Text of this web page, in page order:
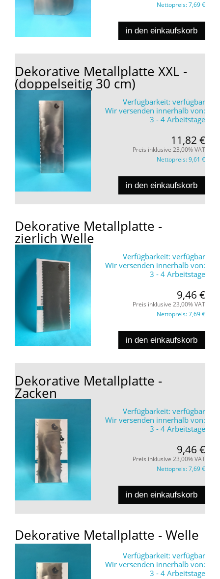
Nettopreis:7,69 €
in den einkaufskorb
Dekorative Metallplatte XXL -
(doppelseitig 30 cm)
Verfügbarkeit: verfügbar
Wir versenden innerhalb von:
3 - 4 Arbeitstage
11,82 €
Preis inklusive 23,00% VAT
Nettopreis:9,61 €
in den einkaufskorb
Dekorative Metallplatte -
zierlich Welle
Verfügbarkeit: verfügbar
Wir versenden innerhalb von:
3 - 4 Arbeitstage
9,46 €
Preis inklusive 23,00% VAT
Nettopreis:7,69 €
in den einkaufskorb
Dekorative Metallplatte -
Zacken
Verfügbarkeit: verfügbar
Wir versenden innerhalb von:
3 - 4 Arbeitstage
9,46 €
Preis inklusive 23,00% VAT
Nettopreis:7,69 €
in den einkaufskorb
Dekorative Metallplatte - Welle
Verfügbarkeit: verfügbar
Wir versenden innerhalb von:
3 - 4 Arbeitstage